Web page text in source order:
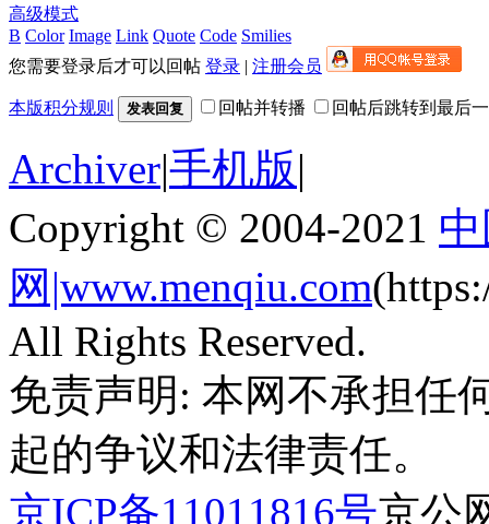
高级模式
B Color Image Link Quote Code Smilies
您需要登录后才可以回帖 登录 | 注册会员
本版积分规则 发表回复 回帖并转播 回帖后跳转到最后
Archiver|手机版|
Copyright © 2004-2021
网|www.menqiu.com
All Rights Reserved.
免责声明: 本网不承担任
起的争议和法律责任。
京ICP备11011816号京公